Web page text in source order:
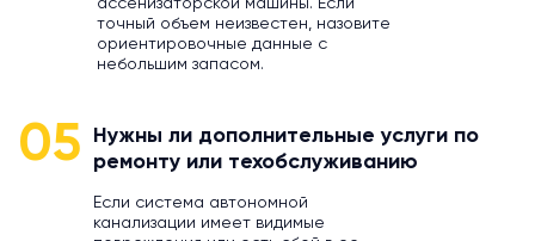
ассенизаторской машины. Если
точный объем неизвестен, назовите
ориентировочные данные с
небольшим запасом.
05
Нужны ли дополнительные услуги по
ремонту или техобслуживанию
Если система автономной
канализации имеет видимые